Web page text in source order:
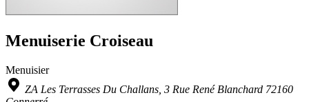
Menuiserie Croiseau
Menuisier
ZA Les Terrasses Du Challans, 3 Rue René Blanchard 72160